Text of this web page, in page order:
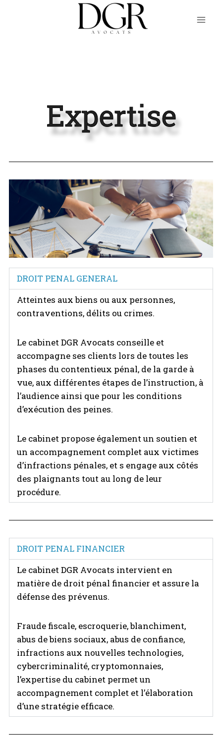
Expertise
DROIT PENAL GENERAL
Atteintes aux biens ou aux personnes,
contraventions, délits ou crimes.
Le cabinet DGR Avocats conseille et
accompagne ses clients lors de toutes les
phases du contentieux pénal, de la garde à
vue, aux différentes étapes de l’instruction, à
l’audience ainsi que pour les conditions
d’exécution des peines.
Le cabinet propose également un soutien et
un accompagnement complet aux victimes
d’infractions pénales, et s engage aux côtés
des plaignants tout au long de leur
procédure.
DROIT PENAL FINANCIER
Le cabinet DGR Avocats intervient en
matière de droit pénal financier et assure la
défense des prévenus.
Fraude fiscale, escroquerie, blanchiment,
abus de biens sociaux, abus de confiance,
infractions aux nouvelles technologies,
cybercriminalité, cryptomonnaies,
l’expertise du cabinet permet un
accompagnement complet et l’élaboration
d’une stratégie efficace.